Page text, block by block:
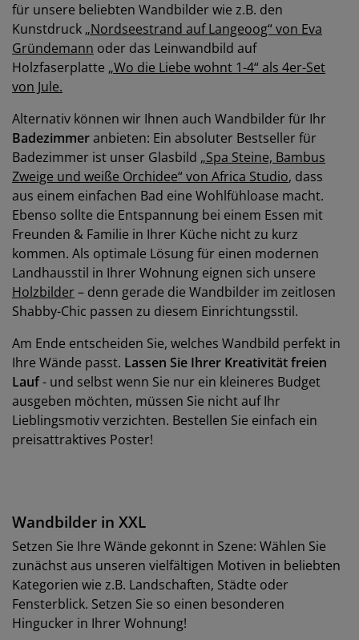
für unsere beliebten Wandbilder wie z.B. den
Kunstdruck „Nordseestrand auf Langeoog“ von Eva
Gründemann oder das Leinwandbild auf
Holzfaserplatte „Wo die Liebe wohnt 1-4“ als 4er-Set
von Jule.
Alternativ können wir Ihnen auch Wandbilder für Ihr
Badezimmeranbieten: Ein absoluter Bestseller für
Badezimmer ist unser Glasbild „Spa Steine, Bambus
Zweige und weiße Orchidee“ von Africa Studio, dass
aus einem einfachen Bad eine Wohlfühloase macht.
Ebenso sollte die Entspannung bei einem Essen mit
Freunden & Familie in Ihrer Küche nicht zu kurz
kommen. Als optimale Lösung für einen modernen
Landhausstil in Ihrer Wohnung eignen sich unsere
Holzbilder– denn gerade die Wandbilder im zeitlosen
Shabby-Chic passen zu diesem Einrichtungsstil.
Am Ende entscheiden Sie, welches Wandbild perfekt in
Ihre Wände passt. Lassen Sie Ihrer Kreativität freien
Lauf- und selbst wenn Sie nur ein kleineres Budget
ausgeben möchten, müssen Sie nicht auf Ihr
Lieblingsmotiv verzichten. Bestellen Sie einfach ein
preisattraktives Poster!
Wandbilder in XXL
Setzen Sie Ihre Wände gekonnt in Szene: Wählen Sie
zunächst aus unseren vielfältigen Motiven in beliebten
Kategorien wie z.B. Landschaften, Städte oder
Fensterblick. Setzen Sie so einen besonderen
Hingucker in Ihrer Wohnung!